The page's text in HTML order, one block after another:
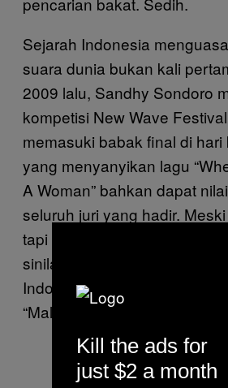
Sejarah Indonesia
suara dunia bukan kali
2009 lalu, Sandhy Sondoro
kompetisi New Wave
memasuki babak final di
yang menyanyikan lagu
A Woman” bahkan dapat
seluruh juri yang hadir.
tapi kayaknya sah aja kalau
sinilah kemudian karier
Indonesia terbangun indah
“Malam Biru” yang rilis 2010.
Kill the ads for
just $2 a month